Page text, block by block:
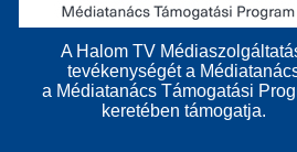
A Halom TV
tevékenységét a
a Médiatanács Támogatási
keretében támogatja.